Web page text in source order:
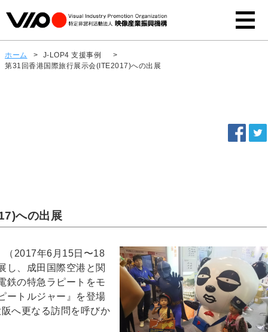
ホーム > J-LOP4 支援事例
>
第31回香港国際旅行展示会(ITE2017)への出展
への出展
（2017年6月15日〜18
し、成田国際空港と関
鉄の特急ラピートをモ
ートルジャー』を登場
へ更なる訪問を呼びか